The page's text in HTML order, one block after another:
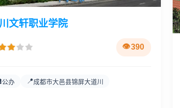
文轩职业学院
390
公办 📍成都市大邑县锦屏大道川